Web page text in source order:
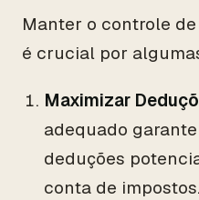
Manter o controle
é crucial por
Maximizar
adequado
deduções
conta de impostos.